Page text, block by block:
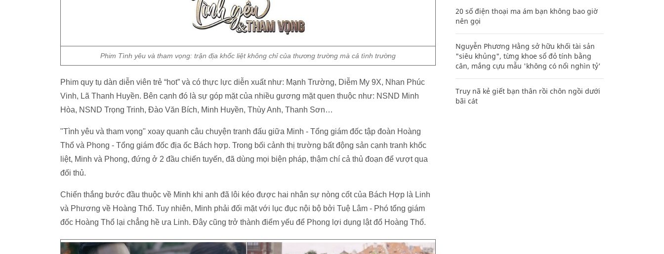
Phim Tình yêu và tham vọng: trận địa khốc liệt không chỉ của thương trường mà cả tình trường
Phim quy tụ dàn diễn viên trẻ “hot” và có thực lực diễn xuất như: Mạnh Trường, Diễm My 9X, Nhan Phúc
Vinh, Lã Thanh Huyền. Bên cạnh đó là sự góp mặt của nhiều gương mặt quen thuộc như: NSND Minh
Hòa, NSND Trọng Trinh, Đào Văn Bích, Minh Huyền, Thùy Anh, Thanh Sơn…
"Tình yêu và tham vọng" xoay quanh câu chuyện tranh đấu giữa Minh - Tổng giám đốc tập đoàn Hoàng
Thổ và Phong - Tổng giám đốc địa ốc Bách hợp. Trong bối cảnh thị trường bất động sản cạnh tranh khốc
liệt, Minh và Phong, đứng ở 2 đầu chiến tuyến, đã dùng mọi biện pháp, thậm chí cả thủ đoạn để vượt qua
đối thủ.
Chiến thắng bước đầu thuộc về Minh khi anh đã lôi kéo được hai nhân sự nòng cốt của Bách Hợp là Linh
và Phương về Hoàng Thổ. Tuy nhiên, Minh phải đối mặt với lục đục nội bộ bởi Tuệ Lâm - Phó tổng giám
đốc Hoàng Thổ lại chẳng hề ưa Linh. Đây cũng trở thành điểm yếu để Phong lợi dụng lật đổ Hoàng Thổ.
20 số điện thoại ma ám bạn không bao giờ
nên gọi
Nguyễn Phương Hằng sở hữu khối tài sản
"siêu khủng", từng khoe sổ đỏ tính bằng
cân, mắng cựu mẫu 'không có nổi nghìn tỷ'
Truy nã kẻ giết bạn thân rồi chôn ngồi dưới
bãi cát